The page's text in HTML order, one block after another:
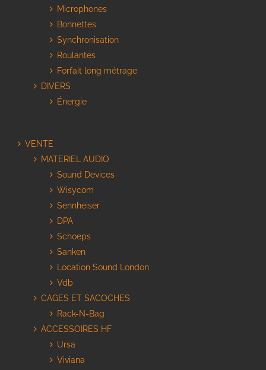
Microphones
Bonnettes
Synchronisation
Roulantes
Forfait long métrage
DIVERS
Énergie
VENTE
MATERIEL AUDIO
Sound Devices
Wisycom
Sennheiser
DPA
Schoeps
Sanken
Location Sound London
Vdb
CAGES ET SACOCHES
Rack-N-Bag
ACCESSOIRES HF
Ursa
Viviana